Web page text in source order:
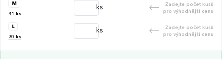
M
41 ks
ks
Zadejte počet kusů
pro výhodnější cenu
L
70 ks
ks
Zadejte počet kusů
pro výhodnější cenu